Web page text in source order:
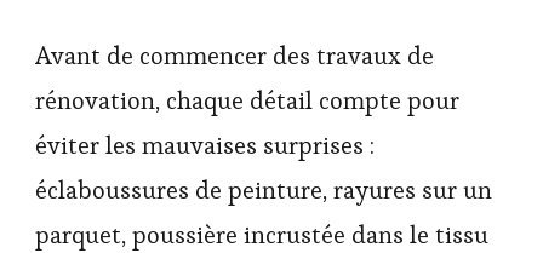
Avant de commencer des travaux de
rénovation, chaque détail compte pour
éviter les mauvaises surprises :
éclaboussures de peinture, rayures sur un
parquet, poussière incrustée dans le tissu